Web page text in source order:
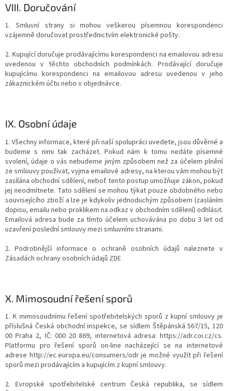
VIII. Doručování
1. Smluvní strany si mohou veškerou písemnou korespondenci
vzájemně doručovat prostřednictvím elektronické pošty.
2. Kupující doručuje prodávajícímu korespondenci na emailovou adresu
uvedenou v těchto obchodních podmínkách. Prodávající doručuje
kupujícímu korespondenci na emailovou adresu uvedenou v jeho
zákaznickém účtu nebo v objednávce.
IX. Osobní údaje
1. Všechny informace, které při naší spolupráci uvedete, jsou důvěrné a
budeme s nimi tak zacházet. Pokud nám k tomu nedáte písemné
svolení, údaje o vás nebudeme jiným způsobem než za účelem plnění
ze smlouvy používat, vyjma emailové adresy, na kterou vám mohou být
zasílána obchodní sdělení, neboť tento postup umožňuje zákon, pokud
jej neodmítnete. Tato sdělení se mohou týkat pouze obdobného nebo
souvisejícího zboží a lze je kdykoliv jednoduchým způsobem (zasláním
dopisu, emailu nebo proklikem na odkaz v obchodním sdělení) odhlásit.
Emailová adresa bude za tímto účelem uchovávána po dobu 3 let od
uzavření poslední smlouvy mezi smluvními stranami.
2. Podrobnější informace o ochraně osobních údajů naleznete v
Zásadách ochrany osobních údajů ZDE
X. Mimosoudní řešení sporů
1. K mimosoudnímu řešení spotřebitelských sporů z kupní smlouvy je
příslušná Česká obchodní inspekce, se sídlem Štěpánská 567/15, 120
00 Praha 2, IČ: 000 20 869, internetová adresa: https://adr.coi.cz/cs.
Platformu pro řešení sporů on-line nacházející se na internetové
adrese http://ec.europa.eu/consumers/odr je možné využít při řešení
sporů mezi prodávajícím a kupujícím z kupní smlouvy.
2. Evropské spotřebitelské centrum Česká republika, se sídlem